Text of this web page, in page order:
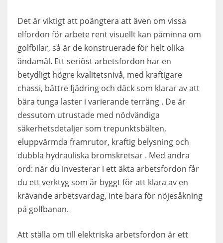
Det är viktigt att poängtera att även om vissa
elfordon för arbete rent visuellt kan påminna om
golfbilar, så är de konstruerade för helt olika
ändamål. Ett seriöst arbetsfordon har en
betydligt högre kvalitetsnivå, med kraftigare
chassi, bättre fjädring och däck som klarar av att
bära tunga laster i varierande terräng . De är
dessutom utrustade med nödvändiga
säkerhetsdetaljer som trepunktsbälten,
eluppvärmda framrutor, kraftig belysning och
dubbla hydrauliska bromskretsar . Med andra
ord: när du investerar i ett äkta arbetsfordon får
du ett verktyg som är byggt för att klara av en
krävande arbetsvardag, inte bara för nöjesåkning
på golfbanan.
Att ställa om till elektriska arbetsfordon är ett